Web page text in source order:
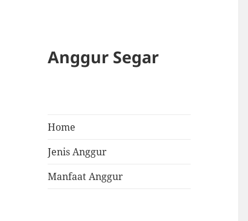
Anggur Segar
Home
Jenis Anggur
Manfaat Anggur